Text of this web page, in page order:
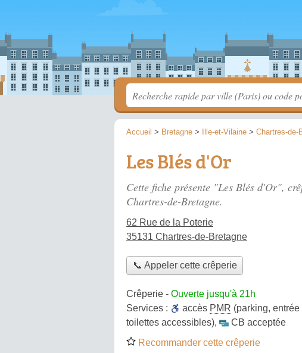
Accueil > Bretagne > Ille-et-Vilaine > Chartres-de-
Les Blés d'Or
Cette fiche présente "Les Blés d'Or",
Chartres-de-Bretagne.
62 Rue de la Poterie
35131 Chartres-de-Bretagne
📞 Appeler cette crêperie
Crêperie - Ouverte jusqu'à 21h
Services :
accès PMR (parking,
toilettes accessibles),
CB acceptée
Recommander cette crêperie